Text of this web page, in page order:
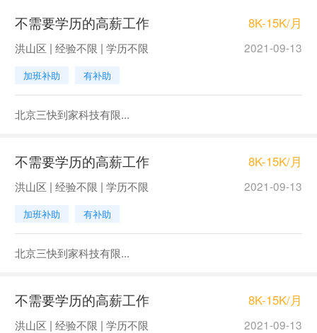
不需要学历的高薪工作 8K-15K/月
洪山区 | 经验不限 | 学历不限 2021-09-13
加班补助 有补助
北京三快到家科技有限...
不需要学历的高薪工作 8K-15K/月
洪山区 | 经验不限 | 学历不限 2021-09-13
加班补助 有补助
北京三快到家科技有限...
不需要学历的高薪工作 8K-15K/月
洪山区 | 经验不限 | 学历不限 2021-09-13